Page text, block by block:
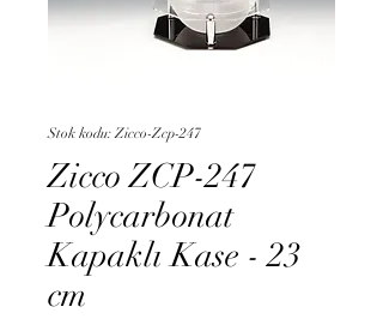
Stok kodu: Zicco-Zcp-247
Zicco ZCP-247
Polycarbonat
Kapaklı Kase - 23
cm